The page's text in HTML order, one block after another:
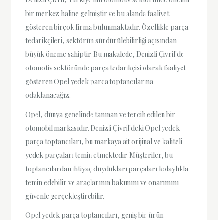
bir merkez haline gelmiştir ve bu alanda faaliyet
gösteren birçok firma bulunmaktadır. Özellikle parça
tedarikçileri, sektörün sürdürülebilirliği açısından
büyük öneme sahiptir. Bu makalede, Denizli Çivril'de
otomotiv sektöründe parça tedarikçisi olarak faaliyet
gösteren Opel yedek parça toptancılarına
odaklanacağız.
Opel, dünya genelinde tanınan ve tercih edilen bir
otomobil markasıdır. Denizli Çivril'deki Opel yedek
parça toptancıları, bu markaya ait orijinal ve kaliteli
yedek parçaları temin etmektedir. Müşteriler, bu
toptancılardan ihtiyaç duydukları parçaları kolaylıkla
temin edebilir ve araçlarının bakımını ve onarımını
güvenle gerçekleştirebilir.
Opel yedek parça toptancıları, geniş bir ürün